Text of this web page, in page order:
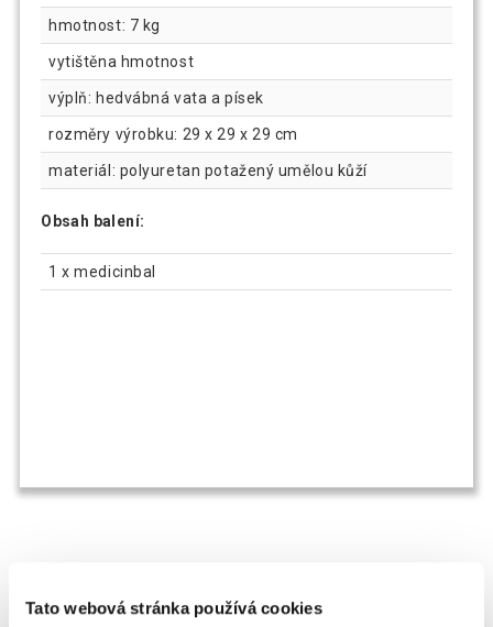
Tato webová stránka používá cookies
hmotnost: 7 kg
vytištěna hmotnost
výplň: hedvábná vata a písek
rozměry výrobku: 29 x 29 x 29 cm
materiál: polyuretan potažený umělou kůží
Obsah balení:
1 x medicinbal